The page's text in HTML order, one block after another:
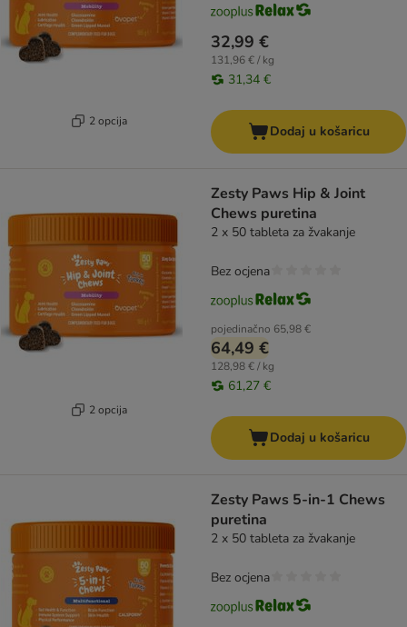
2 opcija
32,99 €
131,96 € / kg
31,34 €
Dodaj u košaricu
2 opcija
Zesty Paws Hip & Joint
Chews puretina
2 x 50 tableta za žvakanje
pojedinačno 65,98 €
64,49 €
128,98 € / kg
61,27 €
Bez ocjena
Dodaj u košaricu
Zesty Paws 5-in-1 Chews
puretina
2 x 50 tableta za žvakanje
Bez ocjena